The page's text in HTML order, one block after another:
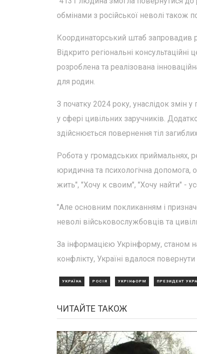
обмінами з російської неволі також
Координаторський штаб запровадив
Відкрито регіональні
розроблена та реалізована
для родин.
З початку 2024 року, унаслідок змін у
у сфері цивільних заручників.
здійснюється повернення тіл
Робота у громадських приймальнях,
юридична та психологічна допомога,
жить", "Хочу к своим", "Хочу найти" -
"Але основним покликанням і
неволі військовослужбовців та
За інформацією Укрінформу, станом
конфлікту, Україні вдалося
УКРАЇНА РОСІЯ УКРІНФОРМ ПРЕЗИДЕНТ
ЧИТАЙТЕ ТАКОЖ